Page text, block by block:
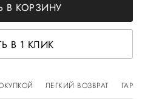
В КОРЗИНУ
В 1 КЛИК
ЛЕГКИЙ ВОЗВРАТ